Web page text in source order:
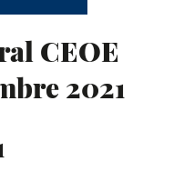
CEOE
2021